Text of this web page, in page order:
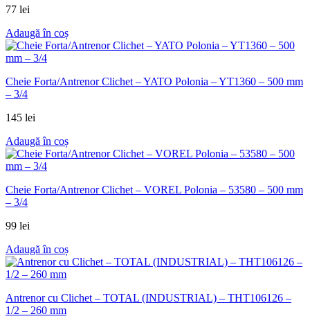
77 lei
Adaugă în coș
Cheie Forta/Antrenor Clichet – YATO Polonia – YT1360 – 500 mm
– 3/4
145 lei
Adaugă în coș
Cheie Forta/Antrenor Clichet – VOREL Polonia – 53580 – 500 mm
– 3/4
99 lei
Adaugă în coș
Antrenor cu Clichet – TOTAL (INDUSTRIAL) – THT106126 –
1/2 – 260 mm